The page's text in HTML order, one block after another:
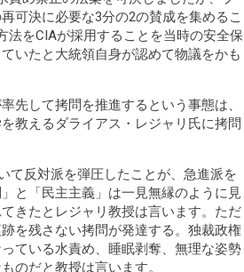
可決に必要な3分の2の賛成を集めるこ
法をCIAが採用することを当時の安全保
いたと大統領自身が認めて物議をかも
先して拷問を推進するという事態は、
教えるダライアス・レジャリ氏に拷問
て反対派を弾圧したことが、急進派を
と「民主主義」は一見無縁のように見
きたとレジャリ教授は言います。ただ
を残さない拷問が発達する。独裁政権
ている水責め、睡眠剥奪、無理な姿勢
のだと教授は言います。